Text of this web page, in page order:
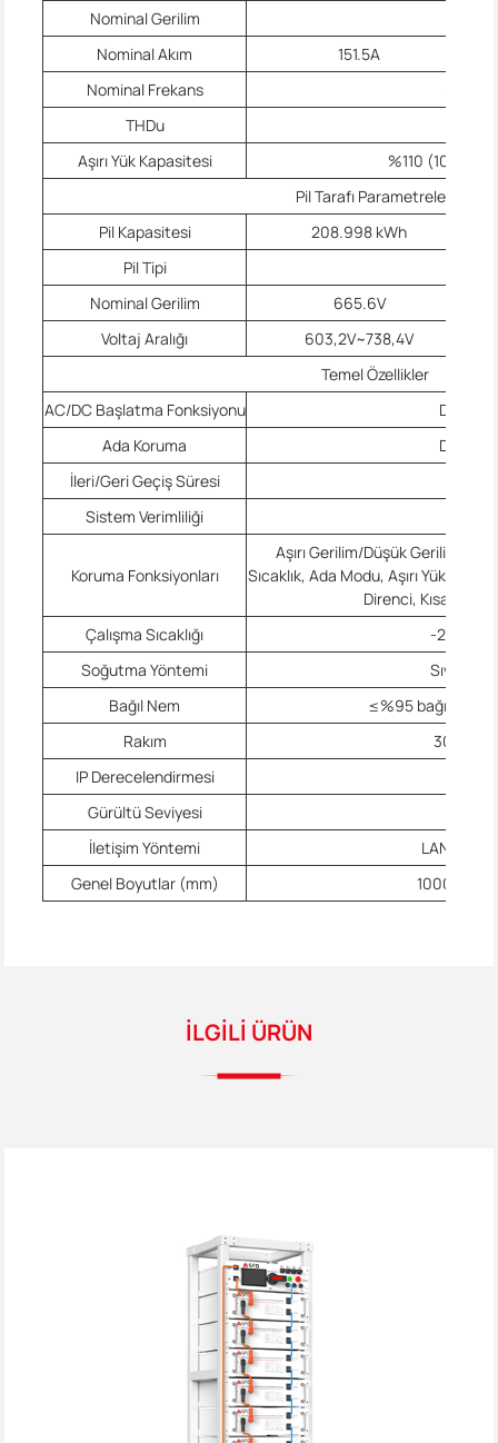
Nominal Gerilim
Nominal Akım
151.5A
Nominal Frekans
THDu
Aşırı Yük Kapasitesi
%110 (10 dk),
Pil Tarafı Parametreleri
Pil Kapasitesi
208.998 kWh
Pil Tipi
Nominal Gerilim
665.6V
Voltaj Aralığı
603,2V~738,4V
Temel Özellikler
AC/DC Başlatma Fonksiyonu
Ada Koruma
İleri/Geri Geçiş Süresi
Sistem Verimliliği
Koruma Fonksiyonları
Aşırı Gerilim/Düşük Gerilim,
Sıcaklık, Ada Modu, Aşırı Yüksek/
Direnci, Kısa
Çalışma Sıcaklığı
-
Soğutma Yöntemi
Sıvı
Bağıl Nem
≤%95 bağıl nem,
Rakım
3000
IP Derecelendirmesi
Gürültü Seviyesi
İletişim Yöntemi
LAN,
Genel Boyutlar (mm)
İLGİLİ ÜRÜN